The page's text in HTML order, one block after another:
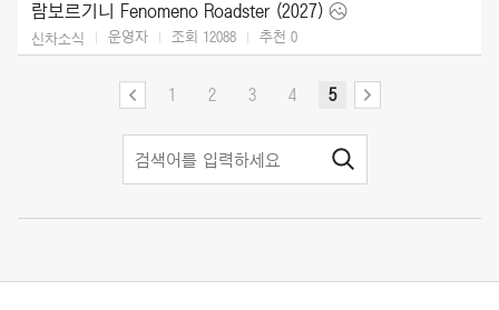
람보르기니 Fenomeno Roadster (2027)
신차소식 운영자 조회 12088 추천 0
1 2 3 4 5